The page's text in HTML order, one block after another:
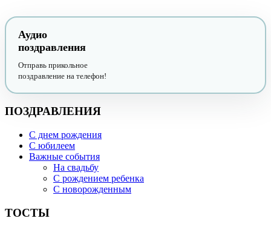
Аудио
поздравления
Отправь прикольное
поздравление на телефон!
ПОЗДРАВЛЕНИЯ
С днем рождения
С юбилеем
Важные события
На свадьбу
С рождением ребенка
С новорожденным
ТОСТЫ